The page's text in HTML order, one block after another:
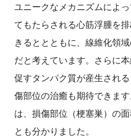
ユニークなメカニズムによ
てもたらされる心筋浮腫を
きるととともに、線維化領
だと考えています。さらに
促すタンパク質が産生され
傷部位の治癒も期待できま
は、損傷部位（梗塞巣）の
とも分かりました。